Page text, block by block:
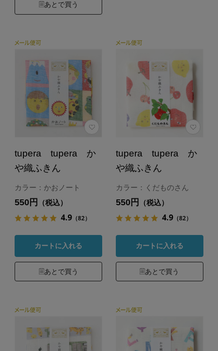
あとで買う
tupera tupera か
や織ふきん
カラー：かおノート
550円 （税込）
4.9（82）
カートに入れる
あとで買う
tupera tupera か
や織ふきん
カラー：くだものさん
550円 （税込）
4.9（82）
カートに入れる
あとで買う